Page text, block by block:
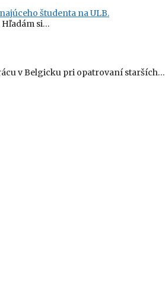
študenta na ULB.
Hľadám si…
v Belgicku pri opatrovaní starších…